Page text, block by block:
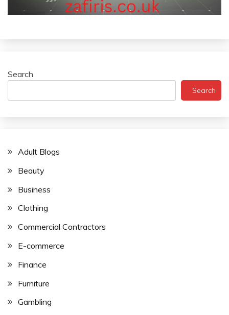
Search
Search
Adult Blogs
Beauty
Business
Clothing
Commercial Contractors
E-commerce
Finance
Furniture
Gambling